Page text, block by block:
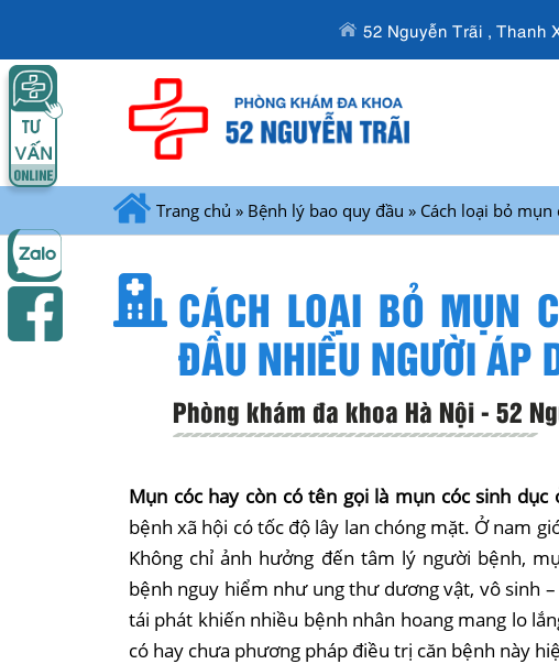
52 Nguyễn Trãi , Thanh
Trang chủ » Bệnh lý bao quy đầu » Cách loại bỏ
CÁCH LOẠI BỎ MỤN
ĐẦU NHIỀU NGƯỜI ÁP
Phòng khám đa khoa Hà Nội - 52
Mụn cóc hay còn có tên gọi là mụn cóc sinh dục
bệnh xã hội có tốc độ lây lan chóng mặt. Ở nam
Không chỉ ảnh hưởng đến tâm lý người bệnh,
bệnh nguy hiểm như ung thư dương vật, vô sinh –
tái phát khiến nhiều bệnh nhân hoang mang lo
có hay chưa phương pháp điều trị căn bệnh này